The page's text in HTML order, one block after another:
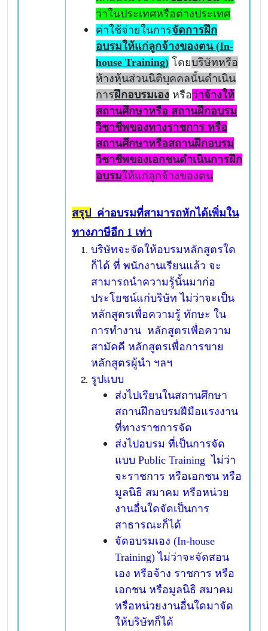
ว่าในประเทศหรือต่างประเทศ
ค่าใช้จ่ายในการจัดการฝึก
อบรมให้แก่ลูกจ้างของตน (In-
house Training) โดยบริษัทหรือ
ห้างหุ้นส่วนนิติบุคคลนั้นดำเนิน
การฝึกอบรมเอง หรือว่าจ้างให้
สถานศึกษาหรือ สถานฝึกอบรม
วิชาชีพของทางราชการ หรือ
สถานศึกษาหรือสถานฝึกอบรม
วิชาชีพของเอกชนดำเนินการฝึก
อบรมให้แก่ลูกจ้างของตน
สรุป ค่าอบรมที่สามารถหักได้เพิ่มใน
ทางภาษีอีก 1 เท่า
บริษัทจะจัดให้อบรมหลักสูตรใด
ก็ได้ ที่ พนักงานเรียนแล้ว จะ
สามารถนำความรู้นั้นมาก่อ
ประโยชน์แก่บริษัท ไม่ว่าจะเป็น
หลักสูตรเพื่อความรู้ ทักษะ ใน
การทำงาน หลักสูตรเพื่อความ
สามัคคี หลักสูตรเพื่อการขาย
หลักสูตรผู้นำ ฯลฯ
รูปแบบ
ส่งไปเรียนในสถานศึกษา
สถานฝึกอบรมฝีมือแรงงาน
ที่ทางราชการจัด
ส่งไปอบรม ที่เป็นการจัด
แบบ Public Training ไม่ว่า
จะราชการ หรือเอกชน หรือ
มูลนิธิ สมาคม หรือหน่วย
งานอื่นใดจัดเป็นการ
สาธารณะก็ได้
จัดอบรมเอง (In-house
Training) ไม่ว่าจะจัดสอน
เอง หรือจ้าง ราชการ หรือ
เอกชน หรือมูลนิธิ สมาคม
หรือหน่วยงานอื่นใดมาจัด
ให้บริษัทก็ได้